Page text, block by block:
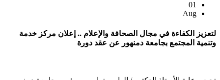
01
Aug
لتعزيز الكفاءة في مجال الصحافة والإعلام .. إعلان مركز خدمة
وتنمية المجتمع بجامعة دمنهور عن عقد دورة